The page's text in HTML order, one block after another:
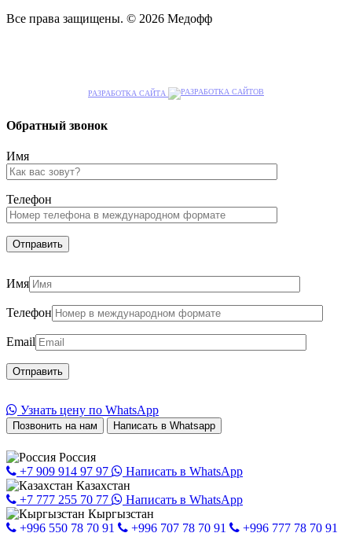
Все права защищены. © 2026 Медофф
РАЗРАБОТКА САЙТА
Обратный звонок
Имя
Телефон
Имя
Телефон
Email
Узнать цену по WhatsApp
Позвонить на нам Написать в Whatsapp
Россия
+7 909 914 97 97
Написать в WhatsApp
Казахстан
+7 777 255 70 77
Написать в WhatsApp
Кыргызстан
+996 550 78 70 91
+996 707 78 70 91 +996 777 78 70 91